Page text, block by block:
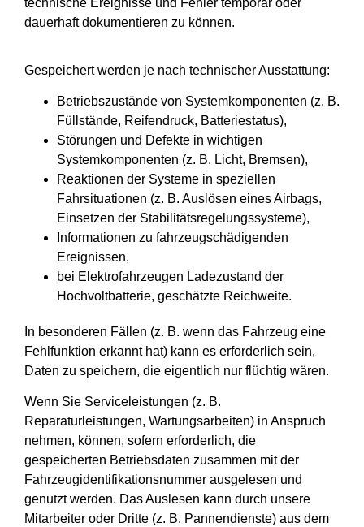
technische Ereignisse und Fehler temporär oder
dauerhaft dokumentieren zu können.
Gespeichert werden je nach technischer Ausstattung:
Betriebszustände von Systemkomponenten (z. B.
Füllstände, Reifendruck, Batteriestatus),
Störungen und Defekte in wichtigen
Systemkomponenten (z. B. Licht, Bremsen),
Reaktionen der Systeme in speziellen
Fahrsituationen (z. B. Auslösen eines Airbags,
Einsetzen der Stabilitätsregelungssysteme),
Informationen zu fahrzeugschädigenden
Ereignissen,
bei Elektrofahrzeugen Ladezustand der
Hochvoltbatterie, geschätzte Reichweite.
In besonderen Fällen (z. B. wenn das Fahrzeug eine
Fehlfunktion erkannt hat) kann es erforderlich sein,
Daten zu speichern, die eigentlich nur flüchtig wären.
Wenn Sie Serviceleistungen (z. B.
Reparaturleistungen, Wartungsarbeiten) in Anspruch
nehmen, können, sofern erforderlich, die
gespeicherten Betriebsdaten zusammen mit der
Fahrzeugidentifikationsnummer ausgelesen und
genutzt werden. Das Auslesen kann durch unsere
Mitarbeiter oder Dritte (z. B. Pannendienste) aus dem